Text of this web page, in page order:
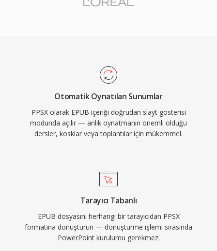
Otomatik Oynatılan Sunumlar
PPSX olarak EPUB içeriği doğrudan slayt gösterisi
modunda açılır — anlık oynatmanın önemli olduğu
dersler, kosklar veya toplantılar için mükemmel.
Tarayıcı Tabanlı
EPUB dosyasını herhangi bir tarayıcıdan PPSX
formatına dönüştürün — dönüştürme işlemi sırasında
PowerPoint kurulumu gerekmez.